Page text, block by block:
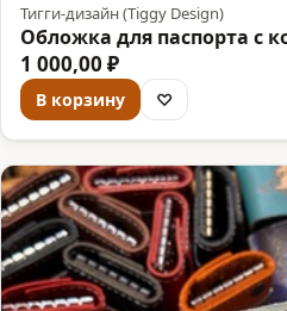
Тигги-дизайн (Tiggy Design)
Обложка для паспорта с
1 000,00 ₽
В корзину ♡